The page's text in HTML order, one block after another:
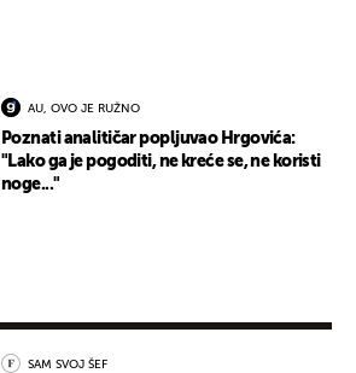
AU, OVO JE RUŽNO
Poznati analitičar popljuvao Hrgovića:
"Lako ga je pogoditi, ne kreće se, ne koristi
noge..."
SAM SVOJ ŠEF